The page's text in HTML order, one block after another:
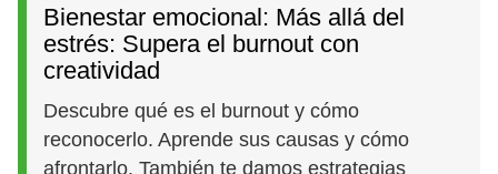
Bienestar emocional: Más allá del
estrés: Supera el burnout con
creatividad
Descubre qué es el burnout y cómo
reconocerlo. Aprende sus causas y cómo
afrontarlo. También te damos estrategias